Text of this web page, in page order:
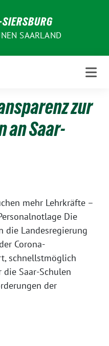
SAARLAND
zur
an Saar-
mehr Lehrkräfte –
Die
die Landesregierung
Corona-
schnellstmöglich
Saar-Schulen
der